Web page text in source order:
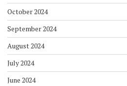
October 2024
September 2024
August 2024
July 2024
June 2024